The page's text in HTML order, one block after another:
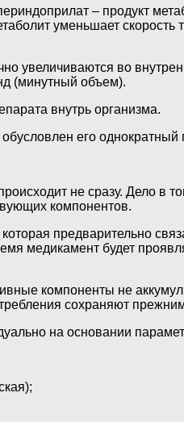
– продукт
уменьшает
увеличиваются во
(минутный объем).
внутрь организма.
его однократный
не сразу. Дело в
компонентов.
предварительно
медикамент будет
компоненты не
сохраняют
на основании